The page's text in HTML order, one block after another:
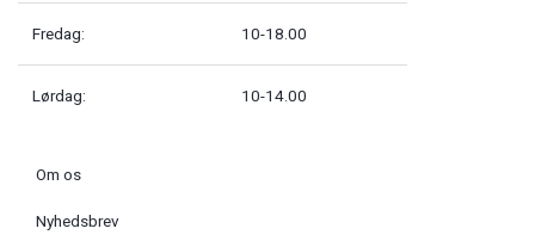
Fredag: 10-18.00
Lørdag: 10-14.00
Om os
Nyhedsbrev